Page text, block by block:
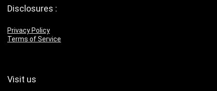
Disclosures :
Privacy Policy
Terms of Service
Visit us